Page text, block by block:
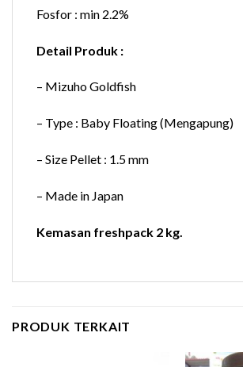
Fosfor : min 2.2%
Detail Produk :
– Mizuho Goldfish
– Type : Baby Floating (Mengapung)
– Size Pellet : 1.5 mm
– Made in Japan
Kemasan freshpack 2 kg.
PRODUK TERKAIT